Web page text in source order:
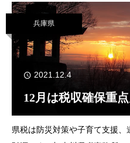
の心臓、じん臓または呼服器に
兵庫県
2021.12.4
12月は税収確保重
県税は防災対策や子育て支援